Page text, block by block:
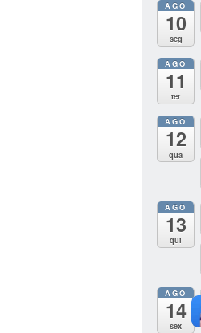
AGO
10
seg
AGO
11
ter
AGO
12
qua
AGO
13
qui
AGO
14
sex